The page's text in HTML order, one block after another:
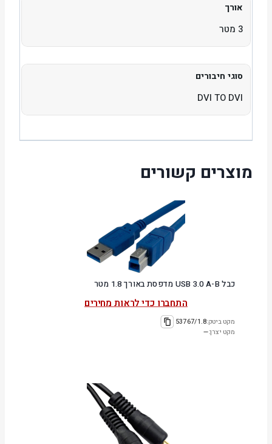
אורך
3 מטר
סוגי חיבורים
DVI TO DVI
מוצרים קשורים
כבל USB 3.0 A-B מדפסת באורך 1.8 מטר
התחברו כדי לראות מחירים
מקט ביטק:53767/1.8
מקט יצרן:—